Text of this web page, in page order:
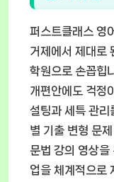
퍼스트클래스 영
거제에서 제대로
학원으로 손꼽
개편안에도 걱정
설팅과 세특 관리
별 기출 변형 문
문법 강의 영상을
업을 체계적으로